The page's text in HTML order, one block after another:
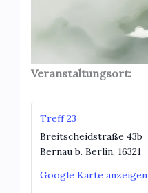
Veranstaltungsort:
Treff 23
Breitscheidstraße 43b
Bernau b. Berlin, 16321
Google Karte anzeigen